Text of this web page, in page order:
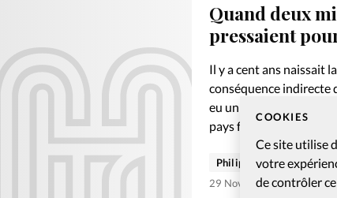
COOKIES
Ce site utilise
votre
de contrôler
Quand deux
pressaient
Il y a cent ans naissait
conséquence indirecte
eu un rayonnement et
pays francophones. Il
Philippe Decorvet
29 Nov 2010